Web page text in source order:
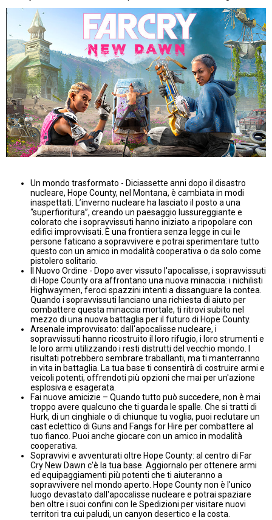
Un mondo trasformato - Diciassette anni dopo il disastro
nucleare, Hope County, nel Montana, è cambiata in modi
inaspettati. L’inverno nucleare ha lasciato il posto a una
“superfioritura”, creando un paesaggio lussureggiante e
colorato che i sopravvissuti hanno iniziato a ripopolare con
edifici improvvisati. È una frontiera senza legge in cui le
persone faticano a sopravvivere e potrai sperimentare tutto
questo con un amico in modalità cooperativa o da solo come
pistolero solitario.
Il Nuovo Ordine - Dopo aver vissuto l'apocalisse, i sopravvissuti
di Hope County ora affrontano una nuova minaccia: i nichilisti
Highwaymen, feroci spazzini intenti a dissanguare la contea.
Quando i sopravvissuti lanciano una richiesta di aiuto per
combattere questa minaccia mortale, ti ritrovi subito nel
mezzo di una nuova battaglia per il futuro di Hope County.
Arsenale improvvisato: dall'apocalisse nucleare, i
sopravvissuti hanno ricostruito il loro rifugio, i loro strumenti e
le loro armi utilizzando i resti distrutti del vecchio mondo. I
risultati potrebbero sembrare traballanti, ma ti manterranno
in vita in battaglia. La tua base ti consentirà di costruire armi e
veicoli potenti, offrendoti più opzioni che mai per un'azione
esplosiva e esagerata.
Fai nuove amicizie – Quando tutto può succedere, non è mai
troppo avere qualcuno che ti guarda le spalle. Che si tratti di
Hurk, di un cinghiale o di chiunque tu voglia, puoi reclutare un
cast eclettico di Guns and Fangs for Hire per combattere al
tuo fianco. Puoi anche giocare con un amico in modalità
cooperativa.
Sopravvivi e avventurati oltre Hope County: al centro di Far
Cry New Dawn c'è la tua base. Aggiornalo per ottenere armi
ed equipaggiamenti più potenti che ti aiuteranno a
sopravvivere nel mondo aperto. Hope County non è l'unico
luogo devastato dall'apocalisse nucleare e potrai spaziare
ben oltre i suoi confini con le Spedizioni per visitare nuovi
territori tra cui paludi, un canyon desertico e la costa.